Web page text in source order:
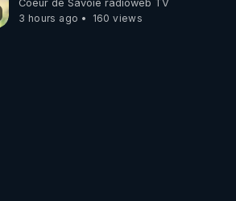
Coeur de Savoie radioweb TV
3 hours ago
160 views